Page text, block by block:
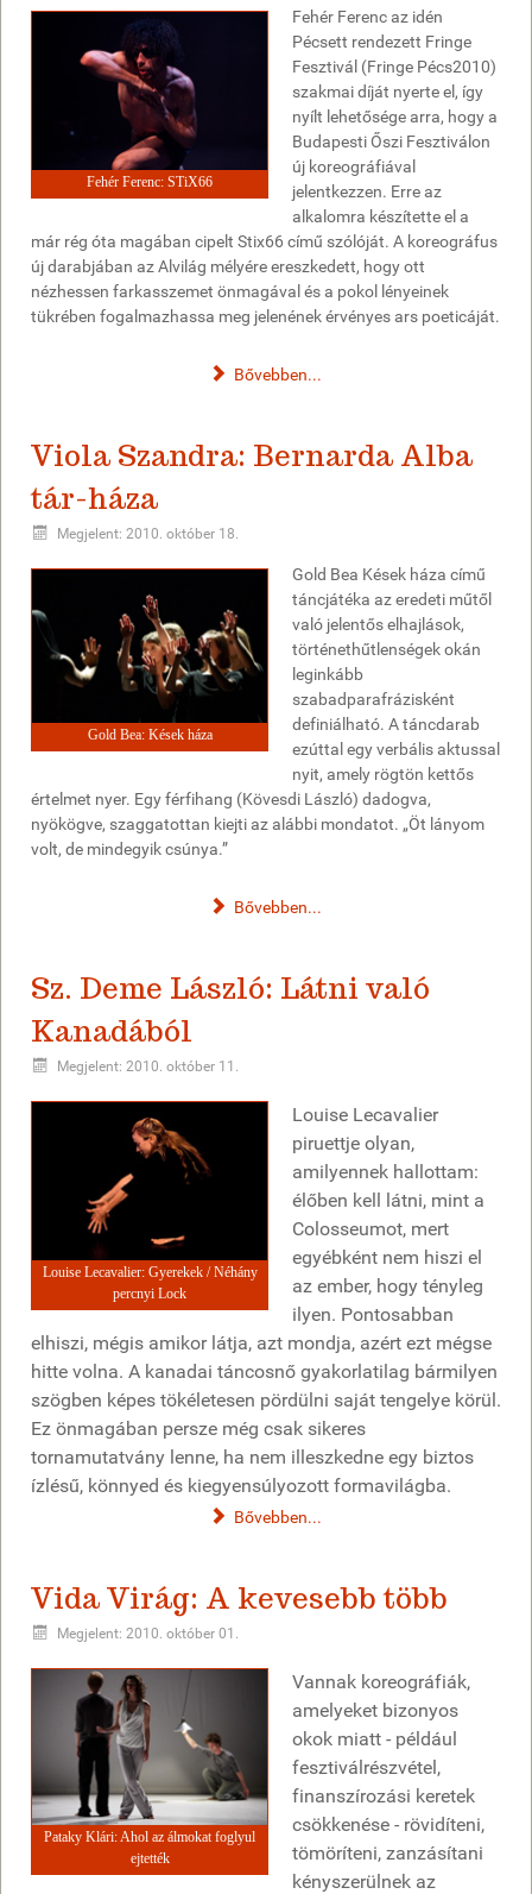
Fehér Ferenc: STiX66
Fehér Ferenc az idén
Pécsett rendezett Fringe
Fesztivál (Fringe Pécs2010)
szakmai díját nyerte el, így
nyílt lehetősége arra, hogy a
Budapesti Őszi Fesztiválon
új koreográfiával
jelentkezzen. Erre az
alkalomra készítette el a
már rég óta magában cipelt Stix66 című szólóját. A koreográfus
új darabjában az Alvilág mélyére ereszkedett, hogy ott
nézhessen farkasszemet önmagával és a pokol lényeinek
tükrében fogalmazhassa meg jelenének érvényes ars poeticáját.
Bővebben...
Viola Szandra: Bernarda Alba
tár-háza
Megjelent: 2010. október 18.
Gold Bea: Kések háza
Gold Bea Kések háza című
táncjátéka az eredeti műtől
való jelentős elhajlások,
történethűtlenségek okán
leginkább
szabadparafrázisként
definiálható. A táncdarab
ezúttal egy verbális aktussal
nyit, amely rögtön kettős
értelmet nyer. Egy férfihang (Kövesdi László) dadogva,
nyökögve, szaggatottan kiejti az alábbi mondatot. „Öt lányom
volt, de mindegyik csúnya.”
Bővebben...
Sz. Deme László: Látni való
Kanadából
Megjelent: 2010. október 11.
Louise Lecavalier: Gyerekek / Néhány
percnyi Lock
Louise Lecavalier
piruettje olyan,
amilyennek hallottam:
élőben kell látni, mint a
Colosseumot, mert
egyébként nem hiszi el
az ember, hogy tényleg
ilyen. Pontosabban
elhiszi, mégis amikor látja, azt mondja, azért ezt mégse
hitte volna. A kanadai táncosnő gyakorlatilag bármilyen
szögben képes tökéletesen pördülni saját tengelye körül.
Ez önmagában persze még csak sikeres
tornamutatvány lenne, ha nem illeszkedne egy biztos
ízlésű, könnyed és kiegyensúlyozott formavilágba.
Bővebben...
Vida Virág: A kevesebb több
Megjelent: 2010. október 01.
Pataky Klári: Ahol az álmokat foglyul
ejtették
Vannak koreográfiák,
amelyeket bizonyos
okok miatt - például
fesztiválrészvétel,
finanszírozási keretek
csökkenése - rövidíteni,
tömöríteni, zanzásítani
kényszerülnek az